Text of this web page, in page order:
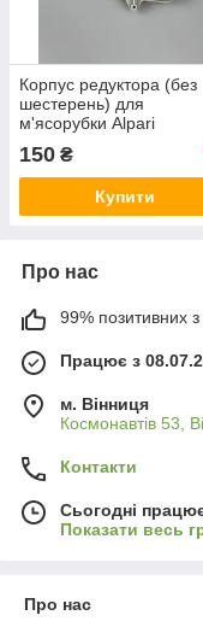
Корпус редуктора (без
шестерень) для
м'ясорубки Alpari
MG801R/MG803R
MGS-1350
150 ₴
Купити
Про нас
99% позитивних з
Працює з
м. Вінниця
Космонавтів 53,
Контакти
Сьогодні
Показати весь
Про нас